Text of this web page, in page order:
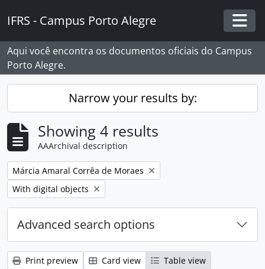
IFRS - Campus Porto Alegre
Aqui você encontra os documentos oficiais do Campus
Porto Alegre.
Narrow your results by:
Showing 4 results
AAArchival description
Remove filter:
Márcia Amaral Corrêa de Moraes
Remove filter:
With digital objects
Advanced search options
Print preview Card view
Table view